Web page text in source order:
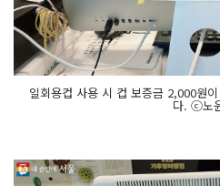
일회용컵 사용 시 컵 보증금 2,000원
다. ⓒ노